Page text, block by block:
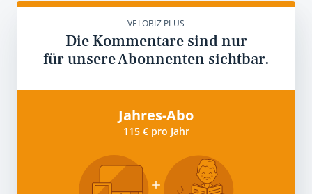
VELOBIZ PLUS
Die Kommentare sind nur
für unsere Abonnenten sichtbar.
Jahres-Abo
115 € pro Jahr